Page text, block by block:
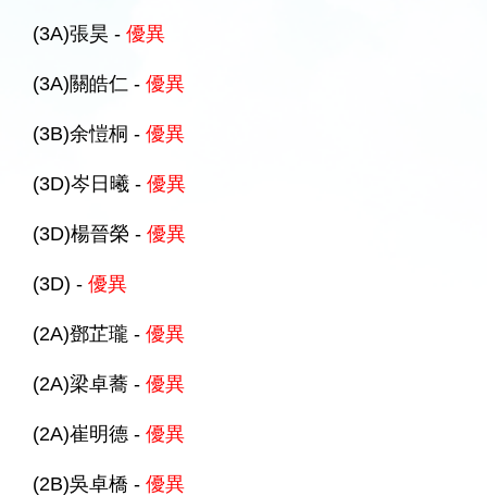
(3A)張昊 - 優異
(3A)關皓仁 - 優異
(3B)余愷桐 - 優異
(3D)岑日曦 - 優異
(3D)楊晉榮 - 優異
(3D) - 優異
(2A)鄧芷瓏 - 優異
(2A)梁卓蕎 - 優異
(2A)崔明德 - 優異
(2B)吳卓橋 - 優異